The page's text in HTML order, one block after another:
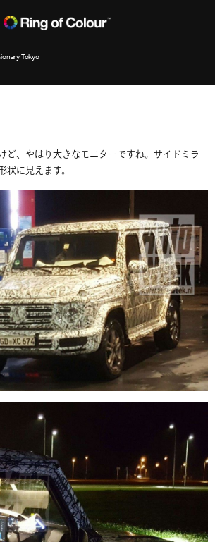
Tokyo
ど、やはり大きなモニターですね。サイドミラ
に見えます。